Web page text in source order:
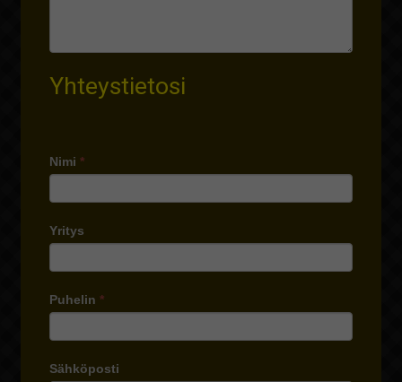
Yhteystietosi
Nimi *
Yritys
Puhelin *
Sähköposti